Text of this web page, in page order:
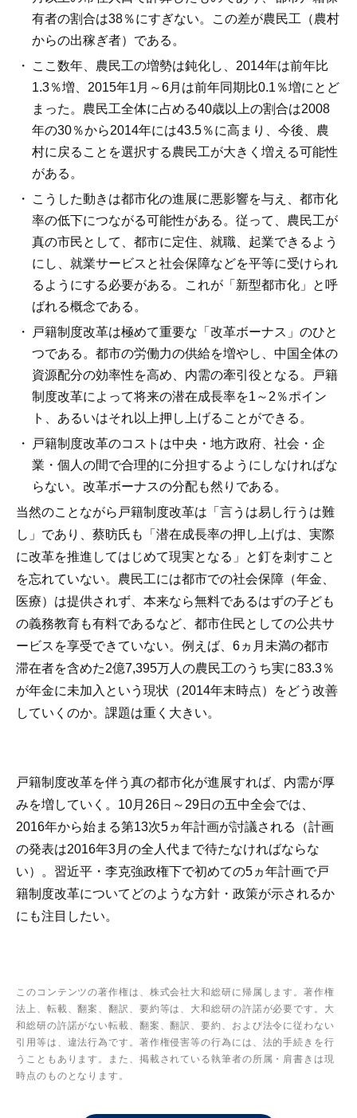
有者の割合は38％にすぎない。この差が農民工（農村
からの出稼ぎ者）である。
ここ数年、農民工の増勢は鈍化し、2014年は前年比
1.3％増、2015年1月～6月は前年同期比0.1％増にとど
まった。農民工全体に占める40歳以上の割合は2008
年の30％から2014年には43.5％に高まり、今後、農
村に戻ることを選択する農民工が大きく増える可能性
がある。
こうした動きは都市化の進展に悪影響を与え、都市化
率の低下につながる可能性がある。従って、農民工が
真の市民として、都市に定住、就職、起業できるよう
にし、就業サービスと社会保障などを平等に受けられ
るようにする必要がある。これが「新型都市化」と呼
ばれる概念である。
戸籍制度改革は極めて重要な「改革ボーナス」のひと
つである。都市の労働力の供給を増やし、中国全体の
資源配分の効率性を高め、内需の牽引役となる。戸籍
制度改革によって将来の潜在成長率を1～2％ポイン
ト、あるいはそれ以上押し上げることができる。
戸籍制度改革のコストは中央・地方政府、社会・企
業・個人の間で合理的に分担するようにしなければな
らない。改革ボーナスの分配も然りである。
当然のことながら戸籍制度改革は「言うは易し行うは難
し」であり、蔡昉氏も「潜在成長率の押し上げは、実際
に改革を推進してはじめて現実となる」と釘を刺すこと
を忘れていない。農民工には都市での社会保障（年金、
医療）は提供されず、本来なら無料であるはずの子ども
の義務教育も有料であるなど、都市住民としての公共サ
ービスを享受できていない。例えば、6ヵ月未満の都市
滞在者を含めた2億7,395万人の農民工のうち実に83.3％
が年金に未加入という現状（2014年末時点）をどう改善
していくのか。課題は重く大きい。
戸籍制度改革を伴う真の都市化が進展すれば、内需が厚
みを増していく。10月26日～29日の五中全会では、
2016年から始まる第13次5ヵ年計画が討議される（計画
の発表は2016年3月の全人代まで待たなければならな
い）。習近平・李克強政権下で初めての5ヵ年計画で戸
籍制度改革についてどのような方針・政策が示されるか
にも注目したい。
このコンテンツの著作権は、株式会社大和総研に帰属します。著作権
法上、転載、翻案、翻訳、要約等は、大和総研の許諾が必要です。大
和総研の許諾がない転載、翻案、翻訳、要約、および法令に従わない
引用等は、違法行為です。著作権侵害等の行為には、法的手続きを行
うこともあります。また、掲載されている執筆者の所属・肩書きは現
時点のものとなります。